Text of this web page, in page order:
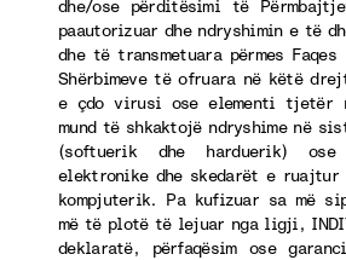
dhe/ose përditësimi të
paautorizuar dhe ndryshimin e të
dhe të transmetuara përmes
Shërbimeve të ofruara në këtë
e çdo virusi ose elementi tjetër
mund të shkaktojë ndryshime në
(softuerik dhe harduerik) ose
elektronike dhe skedarët e
kompjuterik. Pa kufizuar sa më
më të plotë të lejuar nga ligji,
deklaratë, përfaqësim ose